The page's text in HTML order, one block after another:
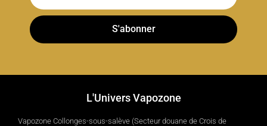
S'abonner
L'Univers Vapozone
Vapozone Collonges-sous-salève (Secteur douane de Crois de